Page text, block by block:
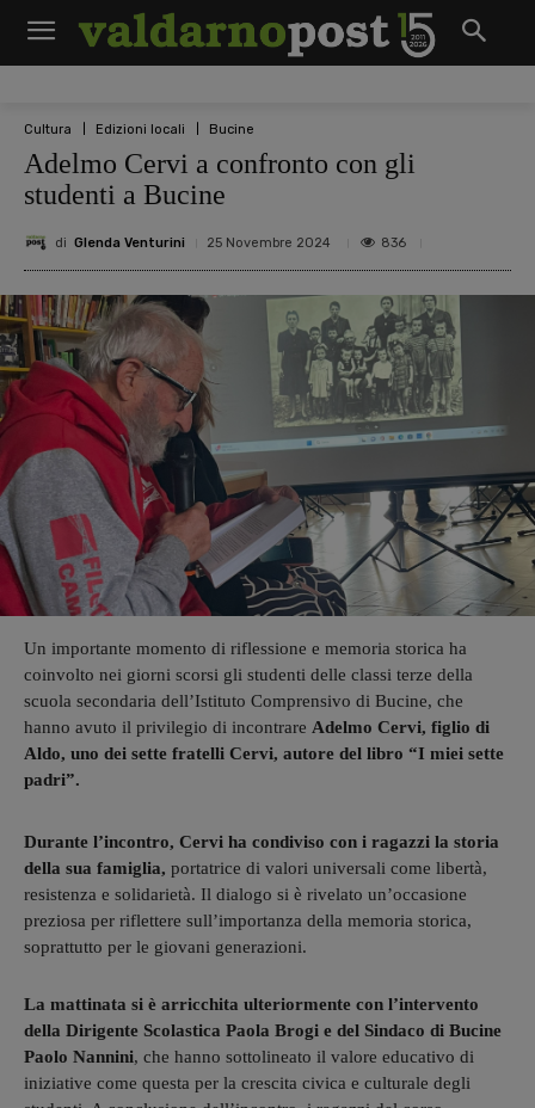
Cultura Edizioni locali Bucine
Adelmo Cervi a confronto con gli
studenti a Bucine
di Glenda Venturini 25 Novembre 2024 836
Un importante momento di riflessione e memoria storica ha
coinvolto nei giorni scorsi gli studenti delle classi terze della
scuola secondaria dell’Istituto Comprensivo di Bucine, che
hanno avuto il privilegio di incontrare Adelmo Cervi, figlio di
Aldo, uno dei sette fratelli Cervi, autore del libro “I miei sette
padri”.
Durante l’incontro, Cervi ha condiviso con i ragazzi la storia
della sua famiglia, portatrice di valori universali come libertà,
resistenza e solidarietà. Il dialogo si è rivelato un’occasione
preziosa per riflettere sull’importanza della memoria storica,
soprattutto per le giovani generazioni.
La mattinata si è arricchita ulteriormente con l’intervento
della Dirigente Scolastica Paola Brogi e del Sindaco di Bucine
Paolo Nannini, che hanno sottolineato il valore educativo di
iniziative come questa per la crescita civica e culturale degli